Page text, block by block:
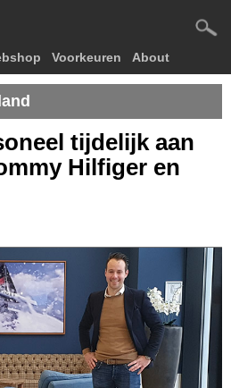
Voorkeuren About
tijdelijk aan
Hilfiger en